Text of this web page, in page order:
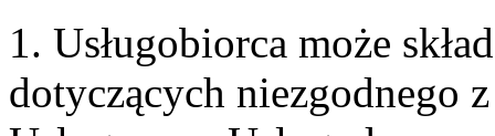
1. Usługobiorca może
dotyczących niezgodnego